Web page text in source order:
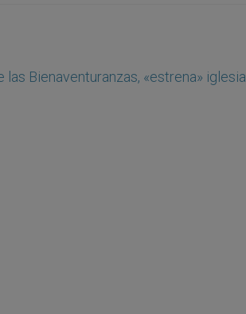
las Bienaventuranzas, «estrena» iglesia